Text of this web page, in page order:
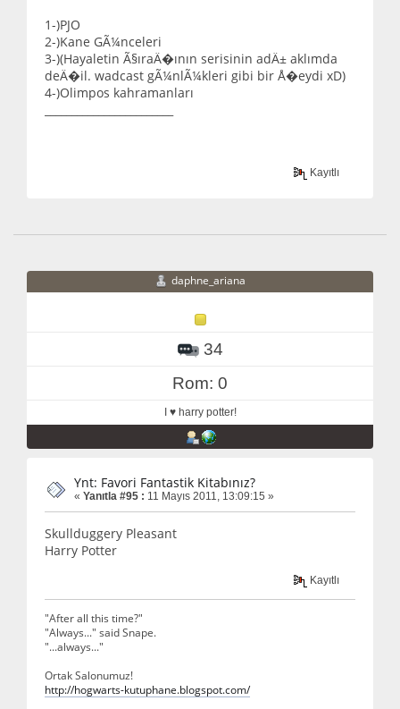
1-)PJO
2-)Kane GÃ¼nceleri
3-)(Hayaletin Ã§ıraÄ�ının serisinin adÄ± aklımda
deÄ�il. wadcast gÃ¼nlÃ¼kleri gibi bir Å�eydi xD)
4-)Olimpos kahramanları
Kayıtlı
daphne_ariana
34
Rom: 0
I ♥ harry potter!
Ynt: Favori Fantastik Kitabınız?
« Yanıtla #95 : 11 Mayıs 2011, 13:09:15 »
Skullduggery Pleasant
Harry Potter
Kayıtlı
"After all this time?"
"Always..." said Snape.
"...always..."
Ortak Salonumuz!
http://hogwarts-kutuphane.blogspot.com/